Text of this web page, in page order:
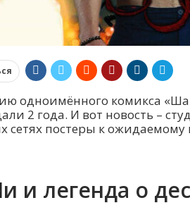
одноимённого комикса
2 года. И вот новость –
сетях постеры к
и легенда о